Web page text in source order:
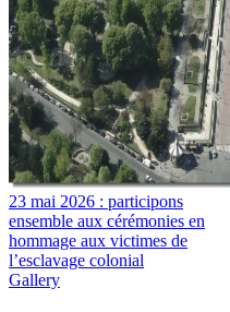
23 mai 2026 : participons
ensemble aux cérémonies en
hommage aux victimes de
l’esclavage colonial
Gallery